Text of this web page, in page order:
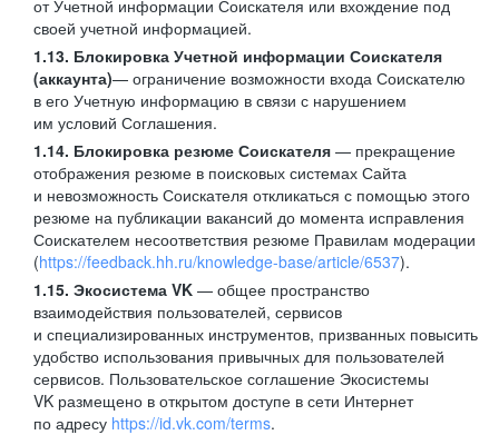
от Учетной информации Соискателя или вхождение под
своей учетной информацией.
1.13. Блокировка Учетной информации Соискателя
(аккаунта)— ограничение возможности входа Соискателю
в его Учетную информацию в связи с нарушением
им условий Соглашения.
1.14. Блокировка резюме Соискателя — прекращение
отображения резюме в поисковых системах Сайта
и невозможность Соискателя откликаться с помощью этого
резюме на публикации вакансий до момента исправления
Соискателем несоответствия резюме Правилам модерации
(https://feedback.hh.ru/knowledge-base/article/6537).
1.15. Экосистема VK — общее пространство
взаимодействия пользователей, сервисов
и специализированных инструментов, призванных повысить
удобство использования привычных для пользователей
сервисов. Пользовательское соглашение Экосистемы
VK размещено в открытом доступе в сети Интернет
по адресу https://id.vk.com/terms.